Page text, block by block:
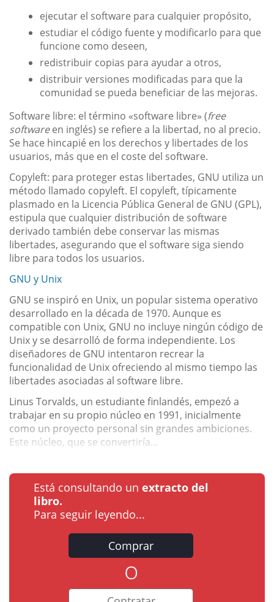
ejecutar el software para cualquier propósito,
estudiar el código fuente y modificarlo para que
funcione como deseen,
redistribuir copias para ayudar a otros,
distribuir versiones modificadas para que la
comunidad se pueda beneficiar de las mejoras.
Software libre: el término «software libre» (free
softwareen inglés) se refiere a la libertad, no al precio.
Se hace hincapié en los derechos y libertades de los
usuarios, más que en el coste del software.
Copyleft: para proteger estas libertades, GNU utiliza un
método llamado copyleft. El copyleft, típicamente
plasmado en la Licencia Pública General de GNU (GPL),
estipula que cualquier distribución de software
derivado también debe conservar las mismas
libertades, asegurando que el software siga siendo
libre para todos los usuarios.
GNU y Unix
GNU se inspiró en Unix, un popular sistema operativo
desarrollado en la década de 1970. Aunque es
compatible con Unix, GNU no incluye ningún código de
Unix y se desarrolló de forma independiente. Los
diseñadores de GNU intentaron recrear la
funcionalidad de Unix ofreciendo al mismo tiempo las
libertades asociadas al software libre.
Linus Torvalds, un estudiante finlandés, empezó a
trabajar en su propio núcleo en 1991, inicialmente
como un proyecto personal sin grandes ambiciones.
Este núcleo, que se convertiría...
Está consultando un extracto del
libro.
Para seguir leyendo...
Comprar
o